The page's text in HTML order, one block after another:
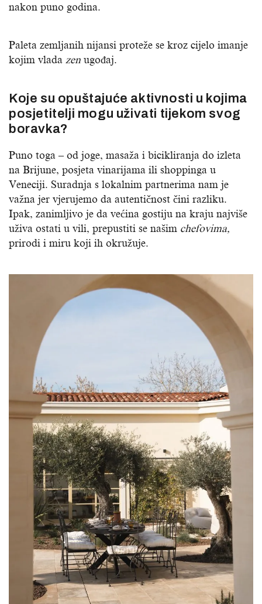
nakon puno godina.
Paleta zemljanih nijansi proteže se kroz cijelo imanje
kojim vlada zen ugođaj.
Koje su opuštajuće aktivnosti u kojima
posjetitelji mogu uživati tijekom svog
boravka?
Puno toga – od joge, masaža i bicikliranja do izleta
na Brijune, posjeta vinarijama ili shoppinga u
Veneciji. Suradnja s lokalnim partnerima nam je
važna jer vjerujemo da autentičnost čini razliku.
Ipak, zanimljivo je da većina gostiju na kraju najviše
uživa ostati u vili, prepustiti se našim chefovima,
prirodi i miru koji ih okružuje.